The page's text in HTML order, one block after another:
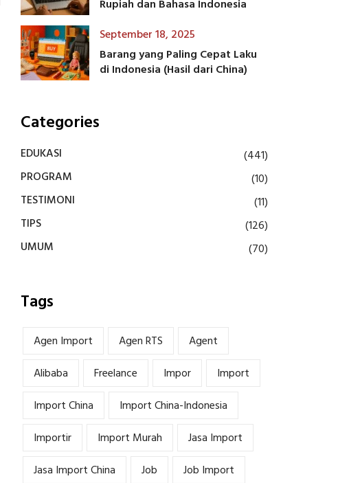
Rupiah dan Bahasa Indonesia
September 18, 2025
Barang yang Paling Cepat Laku
di Indonesia (Hasil dari China)
Categories
EDUKASI
(441)
PROGRAM
(10)
TESTIMONI
(11)
TIPS
(126)
UMUM
(70)
Tags
Agen Import Agen RTS
Agent
Alibaba
Freelance Impor
Import
Import China
Import China-Indonesia
Importir
Import Murah
Jasa Import
Jasa Import China
Job
Job Import